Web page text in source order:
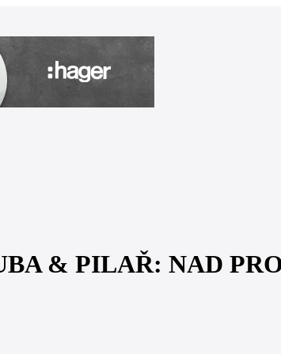
& PILAŘ: NAD